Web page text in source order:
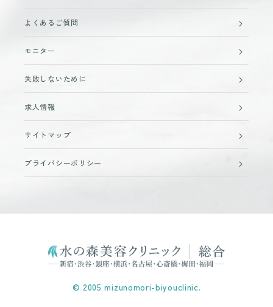
よくあるご質問
モニター
失敗しないために
求人情報
サイトマップ
プライバシーポリシー
© 2005 mizunomori-biyouclinic.